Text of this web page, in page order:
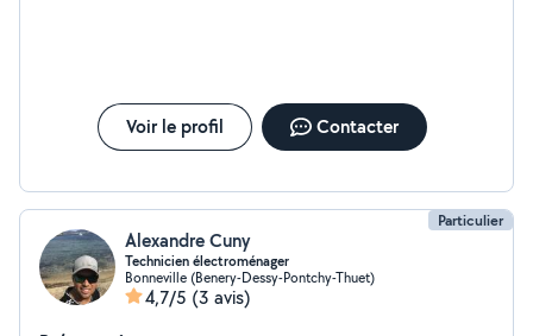
Voir le profil Contacter
Particulier
Alexandre Cuny
Technicien électroménager
Bonneville (Benery-Dessy-Pontchy-Thuet)
4,7/5 (3 avis)